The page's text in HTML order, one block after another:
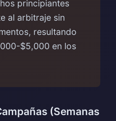
principiantes
al arbitraje sin
resultando
$5,000 en los
(Semanas